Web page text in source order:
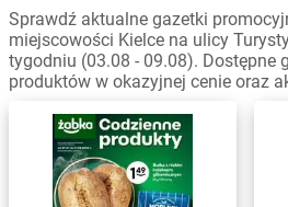
Sprawdź aktualne gazetki
miejscowości Kielce na ulicy
tygodniu (03.08 - 09.08). Dostępne
produktów w okazyjnej cenie oraz